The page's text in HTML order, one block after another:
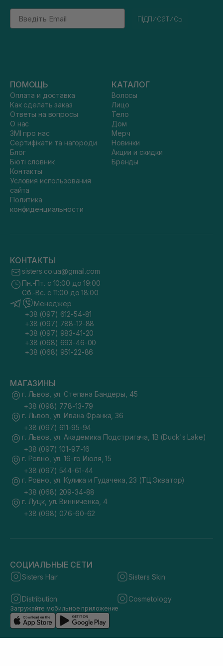
Email
підписатись
ПОМОЩЬ
Оплата и доставка
Как сделать заказ
Ответы на вопросы
О нас
ЗМІ про нас
Сертифікати та нагороди
Блог
Бюті словник
Контакты
Условия использования
сайта
Политика
конфиденциальности
КАТАЛОГ
Волосы
Лицо
Тело
Дом
Мерч
Новинки
Акции и скидки
Бренды
КОНТАКТЫ
sisters.co.ua@gmail.com
Пн.-Пт. с 10:00 до 19:00
Сб.-Вс. с 11:00 до 18:00
Менеджер
+38 (097) 612-54-81
+38 (097) 788-12-88
+38 (097) 983-41-20
+38 (068) 693-46-00
+38 (068) 951-22-86
МАГАЗИНЫ
г. Львов, ул. Степана Бандеры, 45
+38 (098) 778-13-79
г. Львов, ул. Ивана Франка, 36
+38 (097) 611-95-94
г. Львов, ул. Академика Подстригача, 1В (Duck's Lake)
+38 (097) 101-97-16
г. Ровно, ул. 16-го Июля, 15
+38 (097) 544-61-44
г. Ровно, ул. Кулика и Гудачека, 23 (ТЦ Экватор)
+38 (068) 209-34-88
г. Луцк, ул. Винниченка, 4
+38 (098) 076-60-62
СОЦИАЛЬНЫЕ СЕТИ
Sisters Hair Sisters Skin
Distribution Cosmetology
Загружайте мобильное приложение